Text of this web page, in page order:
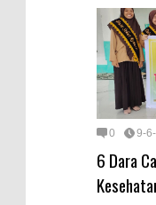
0 9-
6 Dara